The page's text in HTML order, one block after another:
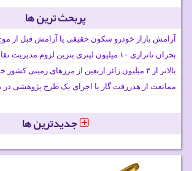
پربحث ترین ها
آرامش بازار خودرو سکون حقیقی یا آرامش قبل از
بحران ناترازی ۱۰ میلیون لیتری بنزین لزوم مدیریت تقاضا و اصلاح ساختار
بالاتر از ۳ میلیون زائر اربعین از مرزهای زمینی کشور خارج شدند
ممانعت از هدررفت گاز با اجرای یک طرح پژوهشی در
جدیدترین ها